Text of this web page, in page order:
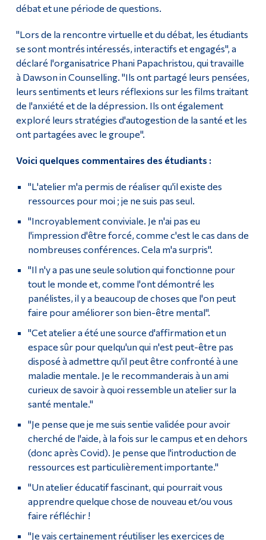
débat et une période de questions.
"Lors de la rencontre virtuelle et du débat, les étudiants
se sont montrés intéressés, interactifs et engagés", a
déclaré l'organisatrice Phani Papachristou, qui travaille
à Dawson in Counselling. "Ils ont partagé leurs pensées,
leurs sentiments et leurs réflexions sur les films traitant
de l'anxiété et de la dépression. Ils ont également
exploré leurs stratégies d'autogestion de la santé et les
ont partagées avec le groupe".
Voici quelques commentaires des étudiants :
"L'atelier m'a permis de réaliser qu'il existe des
ressources pour moi ; je ne suis pas seul.
"Incroyablement conviviale. Je n'ai pas eu
l'impression d'être forcé, comme c'est le cas dans de
nombreuses conférences. Cela m'a surpris".
"Il n'y a pas une seule solution qui fonctionne pour
tout le monde et, comme l'ont démontré les
panélistes, il y a beaucoup de choses que l'on peut
faire pour améliorer son bien-être mental".
"Cet atelier a été une source d'affirmation et un
espace sûr pour quelqu'un qui n'est peut-être pas
disposé à admettre qu'il peut être confronté à une
maladie mentale. Je le recommanderais à un ami
curieux de savoir à quoi ressemble un atelier sur la
santé mentale."
"Je pense que je me suis sentie validée pour avoir
cherché de l'aide, à la fois sur le campus et en dehors
(donc après Covid). Je pense que l'introduction de
ressources est particulièrement importante."
"Un atelier éducatif fascinant, qui pourrait vous
apprendre quelque chose de nouveau et/ou vous
faire réfléchir !
"Je vais certainement réutiliser les exercices de